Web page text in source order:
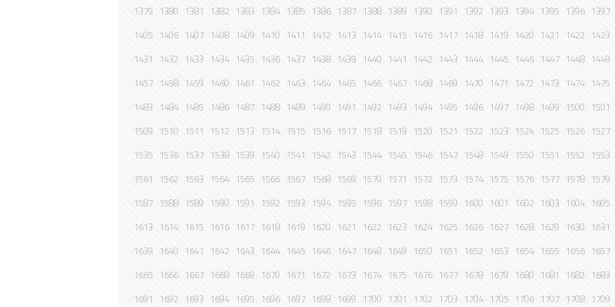
1379 1380 1381 1382 1383 1384 1385 1386 1387 1388 1389 1390 1391 1392 1393 1394 1395 1396 1397
1405 1406 1407 1408 1409 1410 1411 1412 1413 1414 1415 1416 1417 1418 1419 1420 1421 1422 1423
1431 1432 1433 1434 1435 1436 1437 1438 1439 1440 1441 1442 1443 1444 1445 1446 1447 1448 1449
1457 1458 1459 1460 1461 1462 1463 1464 1465 1466 1467 1468 1469 1470 1471 1472 1473 1474 1475
1483 1484 1485 1486 1487 1488 1489 1490 1491 1492 1493 1494 1495 1496 1497 1498 1499 1500 1501
1509 1510 1511 1512 1513 1514 1515 1516 1517 1518 1519 1520 1521 1522 1523 1524 1525 1526 1527
1535 1536 1537 1538 1539 1540 1541 1542 1543 1544 1545 1546 1547 1548 1549 1550 1551 1552 1553
1561 1562 1563 1564 1565 1566 1567 1568 1569 1570 1571 1572 1573 1574 1575 1576 1577 1578 1579
1587 1588 1589 1590 1591 1592 1593 1594 1595 1596 1597 1598 1599 1600 1601 1602 1603 1604 1605
1613 1614 1615 1616 1617 1618 1619 1620 1621 1622 1623 1624 1625 1626 1627 1628 1629 1630 1631
1639 1640 1641 1642 1643 1644 1645 1646 1647 1648 1649 1650 1651 1652 1653 1654 1655 1656 1657
1665 1666 1667 1668 1669 1670 1671 1672 1673 1674 1675 1676 1677 1678 1679 1680 1681 1682 1683
1691 1692 1693 1694 1695 1696 1697 1698 1699 1700 1701 1702 1703 1704 1705 1706 1707 1708 1709